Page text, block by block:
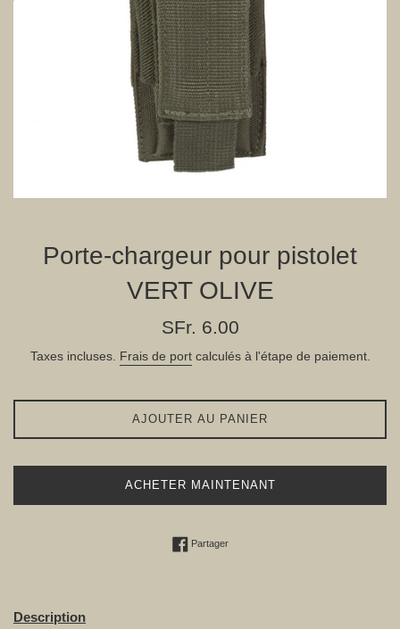
Porte-chargeur pour pistolet
VERT OLIVE
Prix
SFr. 6.00
Taxes incluses. Frais de portcalculés à l'étape de paiement.
AJOUTER AU PANIER
ACHETER MAINTENANT
PartagerPartager sur Facebook
Description